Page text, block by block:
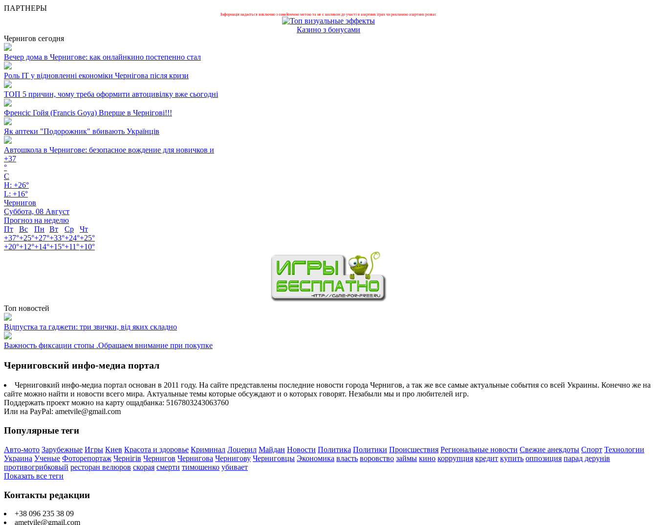
ПАРТНЕРЫ
Інформація надається виключно з ознайомчою метою та не є закликом до участі в азартних іграх чи рекламою азартних розваг.
Казино з бонусами
Чернигов сегодня
Вечер дома в Чернигове: как онлайнкино постепенно стал
Роль ІТ у відновленні економіки Чернігова після кризи
ТОП 5 причин, чому треба оформити автоцивілку вже сьогодні
Френсіс Гойя (Francis Goya) Вперше в Чернігові!!!
Як аптеки "Подорожник" вбивають Українців
Автошкола в Чернигове: безопасное вождение для новичков и
+37
°
C
H: +26°
L: +16°
Чернигов
Суббота, 08 Август
Прогноз на неделю
Пт
Вс Пн Вт Ср
Чт
+37°+25°+27°+33°+24°+25°
+20°+12°+14°+15°+11°+10°
Топ новостей
Відпустка та гаджети: три звички, від яких складно
Важность фиксации стопы .Обращаем внимание при покупке
Черниговский инфо-медиа портал
Черниговкий инфо-медиа портал основан в 2011 году. На сайте представлены последние новости города Чернигов, а так же все самые актуальные события со всей Украины. Конечно же на
сайте можно найти и новости всего мира. Актуальные темы которые обсуждают и о которых говорят. Незабыли мы и про любителей игр.
Поддержать проект можно на карту ощадбанка: 5167803243063760
Или на PayPal: ametvile@gmail.com
Популярные теги
Авто-мото Зарубежные Игры Киев Красота и здоровье Криминал Лоцерил Майдан Новости Политика Политики Происшествия Региональные новости Свежие анекдоты Спорт Технологии
Украина Ученые Фоторепортаж Чернігів Чернигов Чернигова Чернигову Черниговцы Экономика власть воровство займы кино коррупция кредит купить оппозиция парад дерунів
противогрибковый ресторан велюров скорая смерти тимошенко убивает
Показать все теги
Контакты редакции
+38 096 235 38 09
ametvile@gmail.com